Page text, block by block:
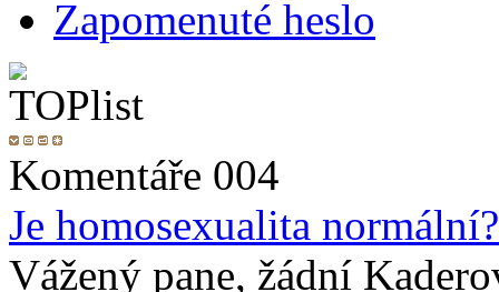
Zapomenuté heslo
Komentáře 004
Je homosexualita normální?
Vážený pane, žádní